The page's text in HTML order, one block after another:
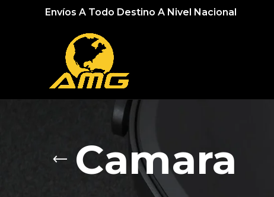
Envíos A Todo Destino A Nivel Nacional
Camara